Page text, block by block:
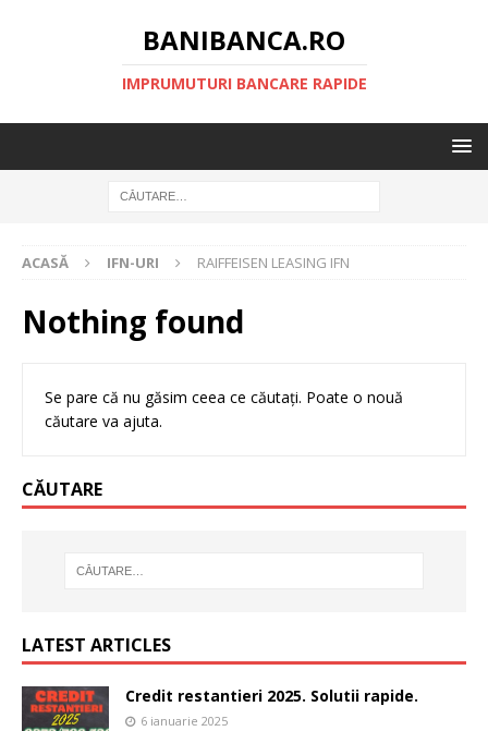
BANIBANCA.RO
IMPRUMUTURI BANCARE RAPIDE
ACASĂ IFN-URI RAIFFEISEN LEASING IFN
Nothing found
Se pare că nu găsim ceea ce căutați. Poate o nouă
căutare va ajuta.
CĂUTARE
LATEST ARTICLES
Credit restantieri 2025. Solutii rapide.
6 ianuarie 2025